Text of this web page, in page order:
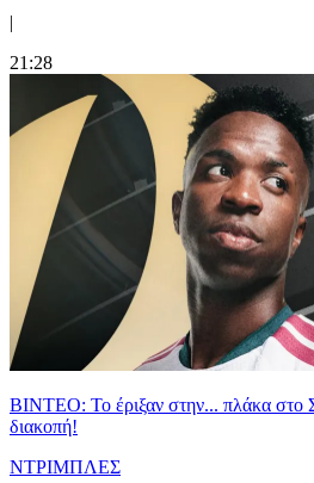
|
21:28
ΒΙΝΤΕΟ: Το έριξαν στην... πλάκα στο
διακοπή!
ΝΤΡΙΜΠΛΕΣ